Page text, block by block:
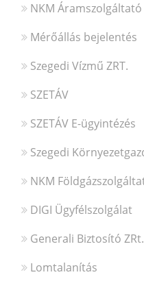
NKM
Mérőállás bejelentés
Szegedi Vízmű ZRT.
SZETÁV
SZETÁV E-ügyintézés
Szegedi
NKM
DIGI Ügyfélszolgálat
Generali Biztosító ZRt.
Lomtalanítás